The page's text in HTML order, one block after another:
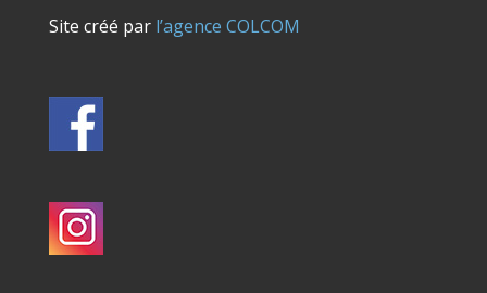
Site créé parl’agence COLCOM